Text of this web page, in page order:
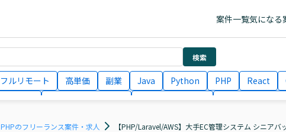
案件一覧気になる
検索
フルリモート 高単価 副業 Java Python PHP React
月収100万円 業務委託
PHPのフリーランス案件・求人 【PHP/Laravel/AWS】大手EC管理システム シニア